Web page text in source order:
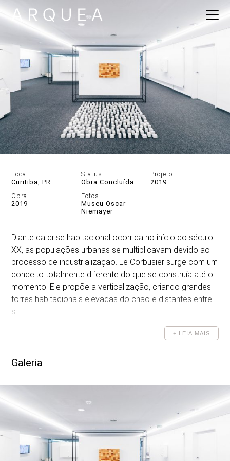
GALERIA
Local
Curitiba, PR
Status
Obra Concluída
Projeto
2019
Obra
2019
Fotos
Museu Oscar
Niemayer
Diante da crise habitacional ocorrida no início do século
XX, as populações urbanas se multiplicavam devido ao
processo de industrialização. Le Corbusier surge com um
conceito totalmente diferente do que se construía até o
momento. Ele propõe a verticalização, criando grandes
torres habitacionais elevadas do chão e distantes entre
si.
Através da densidade, onde abriga-se o maior número de
libera espaço, cria um térreo livre, um parque contínuo,
Le Corbusier nos ensina uma maneira de pensar e criar
arquitetura. Onde comprime-se parte de um determinado
programa com a intenção de criar o espaço livre.
+ LEIA MAIS
Galeria